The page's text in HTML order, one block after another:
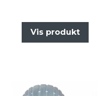
Vis produkt